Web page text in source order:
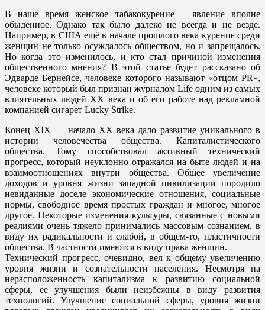
В наше время женское табакокурение – явление вполне
обыденное. Однако так было далеко не всегда и не везде.
Например, в США ещё в начале прошлого века курение среди
женщин не только осуждалось обществом, но и запрещалось.
Но когда это изменилось, и кто стал причиной изменения
общественного мнения? В этой статье будет рассказано об
Эдварде Бернейсе, человеке которого называют «отцом PR»,
человеке который был признан журналом Life одним из самых
влиятельных людей XX века и об его работе над рекламной
компанией сигарет Lucky Strike.
Конец ХIX — начало XX века дало развитие уникального в
истории человечества общества. Капиталистического
общества. Тому способствовал активный технический
прогресс, который неуклонно отражался на быте людей и на
взаимоотношениях внутри общества. Общее увеличение
доходов и уровня жизни западной цивилизации породило
невиданные доселе экономические отношения, социальные
нормы, свободное время простых граждан и многое, многое
другое. Некоторые изменения культуры, связанные с новыми
реалиями очень тяжело принимались массовым сознанием, в
виду их радикальности и слабой, в общем-то, пластичности
общества. В частности имеются в виду права женщин.
Технический прогресс, очевидно, вел к общему увеличению
уровня жизни и сознательности населения. Несмотря на
нерасположенность капитализма к развитию социальной
сферы, ее улучшения были неизбежны в виду развития
технологий. Улучшение социальной сферы, уровня жизни